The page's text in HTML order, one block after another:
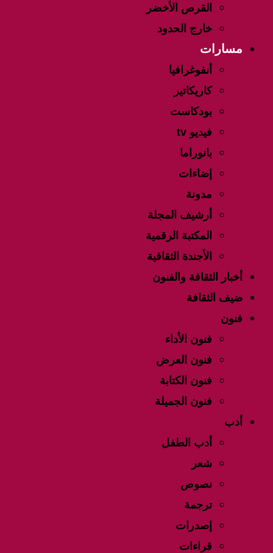
القرص الأخضر
خارج الحدود
مسارات
أنفوغرافيا
كاريكاتير
بودكاست
فيديو tv
بانوراما
إضاءات
مدونة
أرشيف المجلة
المكتبة الرقمية
الأجندة الثقافية
أخبار الثقافة والفنون
ضيف الثقافة
فنون
فنون الأداء
فنون العرض
فنون الكتابة
فنون الجميلة
أدب
أدب الطفل
شعر
نصوص
ترجمة
إصدرات
قراءات